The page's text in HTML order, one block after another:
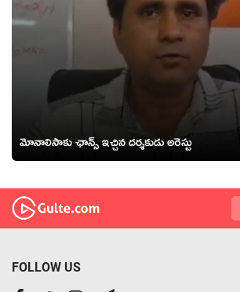
మోనాలిసాకు ఛాన్స్ ఇచ్చిన దర్శకుడు అరెస్టు
FOLLOW US